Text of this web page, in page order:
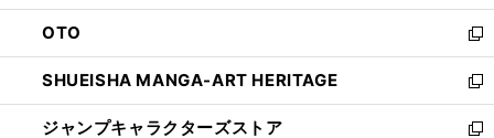
ウ
で
開
く
ン
ド
ウ
で
開
く
OTO
新
し
い
ウ
ィ
SHUEISHA MANGA-ART HERITAGE
新
し
い
ジャンプキャラクターズストア
新